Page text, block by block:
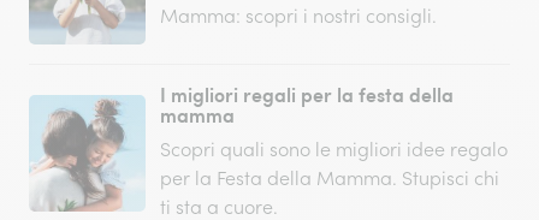
Mamma: scopri i nostri consigli.
I migliori regali per la festa della
mamma
Scopri quali sono le migliori idee regalo
per la Festa della Mamma. Stupisci chi
ti sta a cuore.